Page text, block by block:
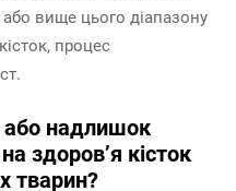
вище цього діапазону
процес
або надлишок
здоров’я кісток
тварин?